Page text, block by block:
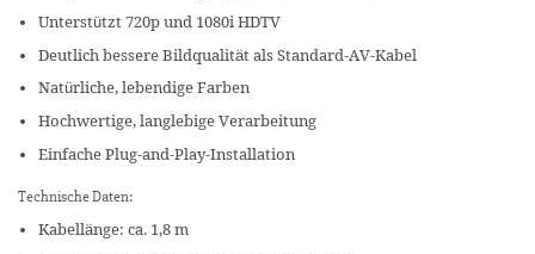
Unterstützt 720p und 1080i HDTV
Deutlich bessere Bildqualität als Standard-AV-Kabel
Natürliche, lebendige Farben
Hochwertige, langlebige Verarbeitung
Einfache Plug-and-Play-Installation
Technische Daten:
Kabellänge: ca. 1,8 m